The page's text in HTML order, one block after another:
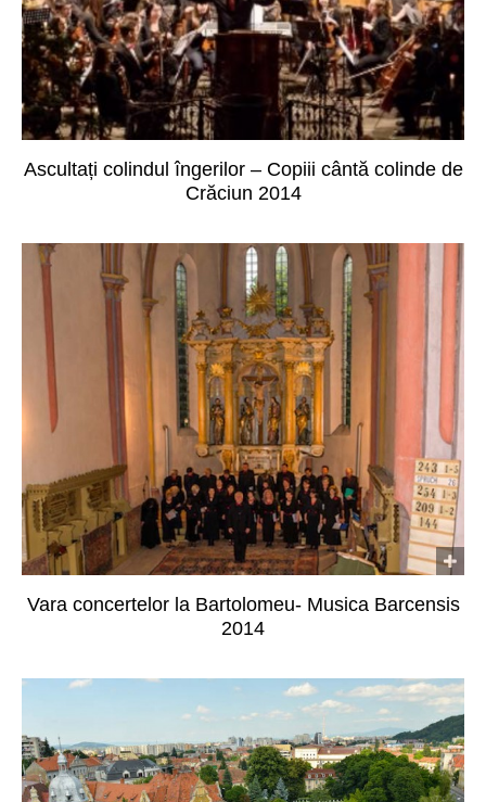
Ascultați colindul îngerilor – Copiii cântă colinde de
Crăciun 2014
Vara concertelor la Bartolomeu- Musica Barcensis
2014